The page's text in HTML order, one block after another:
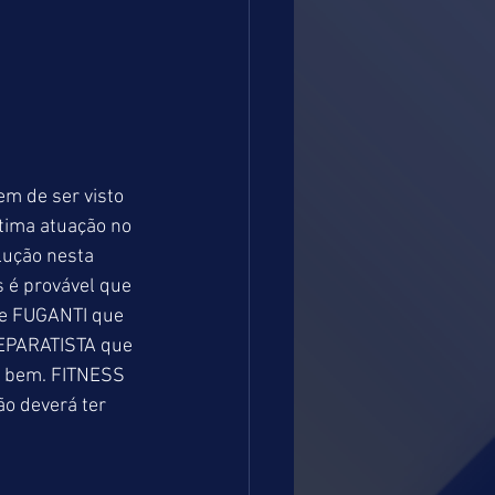
de ser visto
atuação no
nesta
é provável que
que
que
FITNESS
deverá ter